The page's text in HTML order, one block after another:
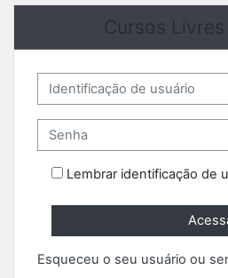
Ir para o conteúdo principal
Cursos
Identificação de usuário
Senha
Lembrar identificação de
Esqueceu o seu usuário ou